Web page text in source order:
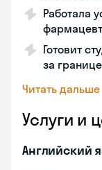
Работала
Готовит
за
Читать дальше
Услуги и
Английский